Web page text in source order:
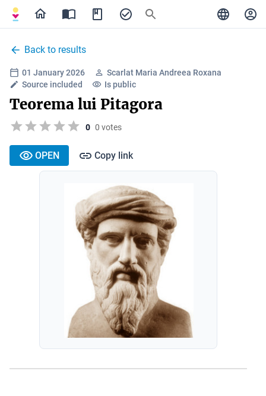
Back to results
01 January 2026
Scarlat Maria Andreea Roxana
Source included
Is public
Teorema lui Pitagora
0 0 votes
OPEN Copy link